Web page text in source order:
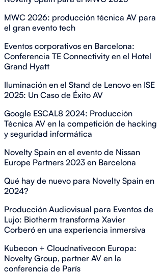
MWC 2026: producción técnica AV para
el gran evento tech
Eventos corporativos en Barcelona:
Conferencia TE Connectivity en el Hotel
Grand Hyatt
Iluminación en el Stand de Lenovo en ISE
2025: Un Caso de Éxito AV
Google ESCAL8 2024: Producción
Técnica AV en la competición de hacking
y seguridad informática
Novelty Spain en el evento de Nissan
Europe Partners 2023 en Barcelona
Qué hay de nuevo para Novelty Spain en
2024?
Producción Audiovisual para Eventos de
Lujo: Biotherm transforma Xavier
Corberó en una experiencia inmersiva
Kubecon + Cloudnativecon Europa:
Novelty Group, partner AV en la
conferencia de París